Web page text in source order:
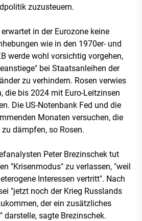
zuzusteuern.
in der Eurozone keine
wie in den 1970er- und
werde wohl vorsichtig vorgehen,
bei Staatsanleihen der
zu verhindern. Rosen verwies
die bis 2024 mit Euro-Leitzinsen
Die US-Notenbank Fed und die
Monaten versuchen, die
dämpfen, so Rosen.
Peter Brezinschek tut
"Krisenmodus" zu verlassen, "weil
Interessen vertritt". Nach
"jetzt noch der Krieg Russlands
der ein zusätzliches
darstelle, sagte Brezinschek.